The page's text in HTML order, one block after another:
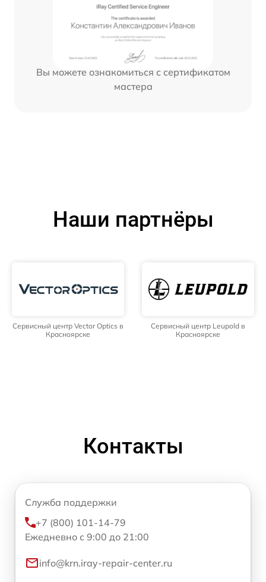
Вы можете ознакомиться с сертификатом
мастера
Наши партнёры
Сервисный центр Vector Optics в
Красноярске
Сервисный центр Leupold в
Красноярске
Контакты
Служба поддержки
+7 (800) 101-14-79
Ежедневно с 9:00 до 21:00
info@krn.iray-repair-center.ru